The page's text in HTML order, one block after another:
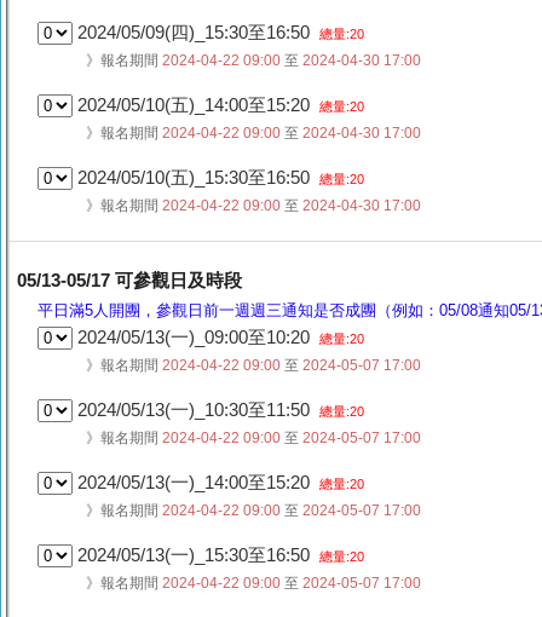
2024/05/09(四)_15:30至16:50 總量:20
》報名期間 2024-04-22 09:00 至 2024-04-30 17:00
2024/05/10(五)_14:00至15:20 總量:20
》報名期間 2024-04-22 09:00 至 2024-04-30 17:00
2024/05/10(五)_15:30至16:50 總量:20
》報名期間 2024-04-22 09:00 至 2024-04-30 17:00
05/13-05/17 可參觀日及時段
平日滿5人開團，參觀日前一週週三通知是否成團（例如：05/08通知05/
2024/05/13(一)_09:00至10:20 總量:20
》報名期間 2024-04-22 09:00 至 2024-05-07 17:00
2024/05/13(一)_10:30至11:50 總量:20
》報名期間 2024-04-22 09:00 至 2024-05-07 17:00
2024/05/13(一)_14:00至15:20 總量:20
》報名期間 2024-04-22 09:00 至 2024-05-07 17:00
2024/05/13(一)_15:30至16:50 總量:20
》報名期間 2024-04-22 09:00 至 2024-05-07 17:00